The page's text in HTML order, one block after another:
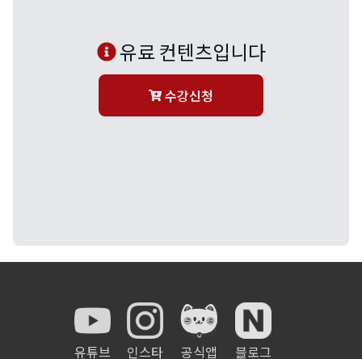
유료 컨텐츠입니다
수강신청
유튜브 인스타 공식앱 블로그